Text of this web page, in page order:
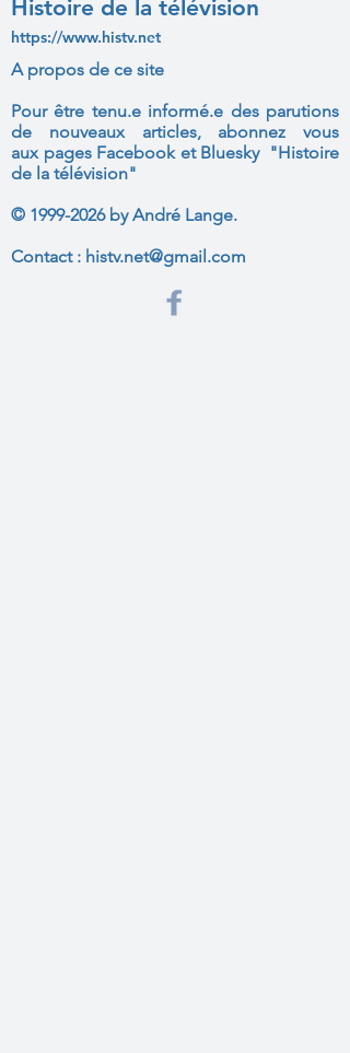
Histoire de la télévision
https://www.histv.net
A propos de ce site
Pour être tenu.e informé.e des parutions
de nouveaux articles, abonnez vous
aux pages Facebook et Bluesky "Histoire
de la télévision"
© 1999-2026by André Lange.
Contact : histv.net@gmail.com